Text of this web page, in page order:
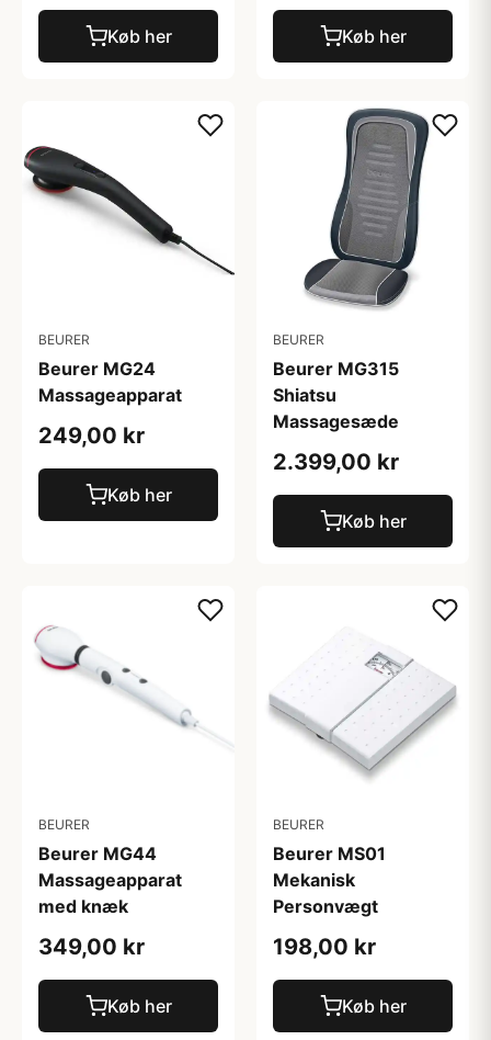
Køb her Køb her
BEURER
Beurer MG24
Massageapparat
249,00 kr
Køb her
BEURER
Beurer MG315
Shiatsu
Massagesæde
2.399,00 kr
Køb her
BEURER
Beurer MG44
Massageapparat
med knæk
349,00 kr
Køb her
BEURER
Beurer MS01
Mekanisk
Personvægt
198,00 kr
Køb her